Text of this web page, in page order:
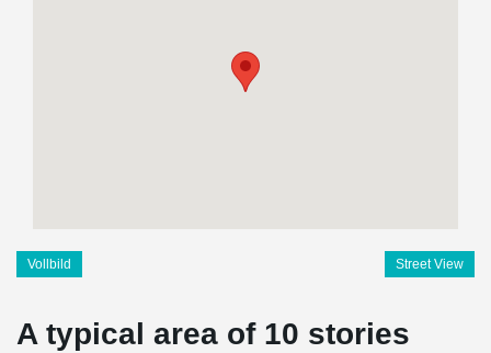
Vollbild Street View
A typical area of 10 stories